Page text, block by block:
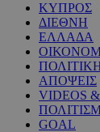
ΚΥΠΡΟΣ
ΔΙΕΘΝΗ
ΕΛΛΑΔΑ
ΑΠΟΨΕΙΣ
VIDEOS
GOAL